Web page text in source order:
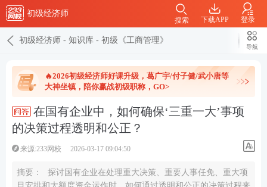
初级经济师
下载APP 登录
搜索
初级经济师 - 知识库 - 初级《工商管理》
导航
🔥2026初级经济师好课升级，葛广宇/付子健/武小唐等
大神坐镇，陪你赢战初级职称，GO>
在国有企业中，如何确保‘三重一大’事项
的决策过程透明和公正？
来源:233网校 2026-03-17 09:04:50
摘要：
探讨国有企业在处理重大决策、重要人事任免、重大项